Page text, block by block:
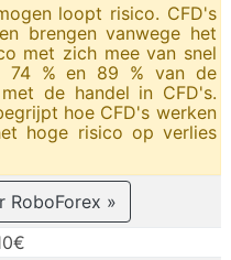
loopt risico. CFD's
brengen vanwege het
met zich mee van snel
74 % en 89 % van de
de handel in CFD's.
hoe CFD's werken
hoge risico op verlies
RoboForex »